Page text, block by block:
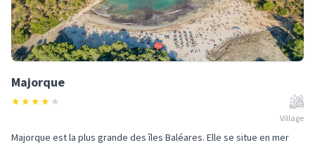
Majorque
★★★★ ★
Village
Majorque est la plus grande des îles Baléares. Elle se situe en mer